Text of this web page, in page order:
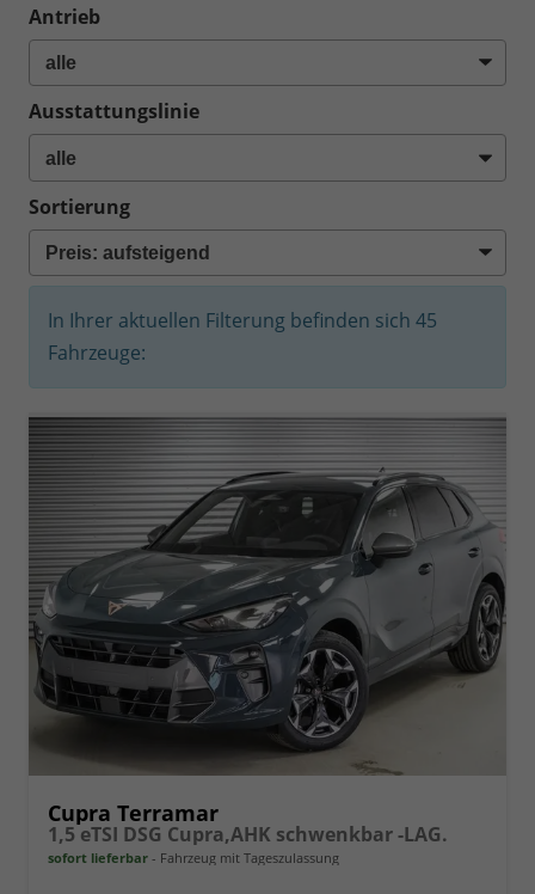
Antrieb
Ausstattungslinie
Sortierung
In Ihrer aktuellen Filterung befinden sich 45
Fahrzeuge:
Cupra Terramar
1,5 eTSI DSG Cupra,AHK schwenkbar -LAG.
sofort lieferbar Fahrzeug mit Tageszulassung